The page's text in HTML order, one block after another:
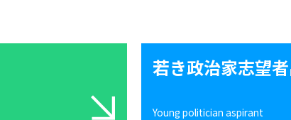
若き政治家志望
Young politician aspirant